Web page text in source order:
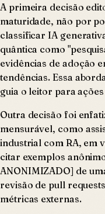
A primeira decisão
maturidade, não por
classificar IA
quântica como
evidências de adoção
tendências. Essa
guia o leitor para
Outra decisão foi
mensurável, como
industrial com RA, em
citar exemplos
ANONIMIZADO] de
revisão de pull
métricas externas.